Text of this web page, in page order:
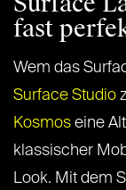
fast
Wem das
Surface Studio
Kosmos eine
klassischer
Look. Mit dem